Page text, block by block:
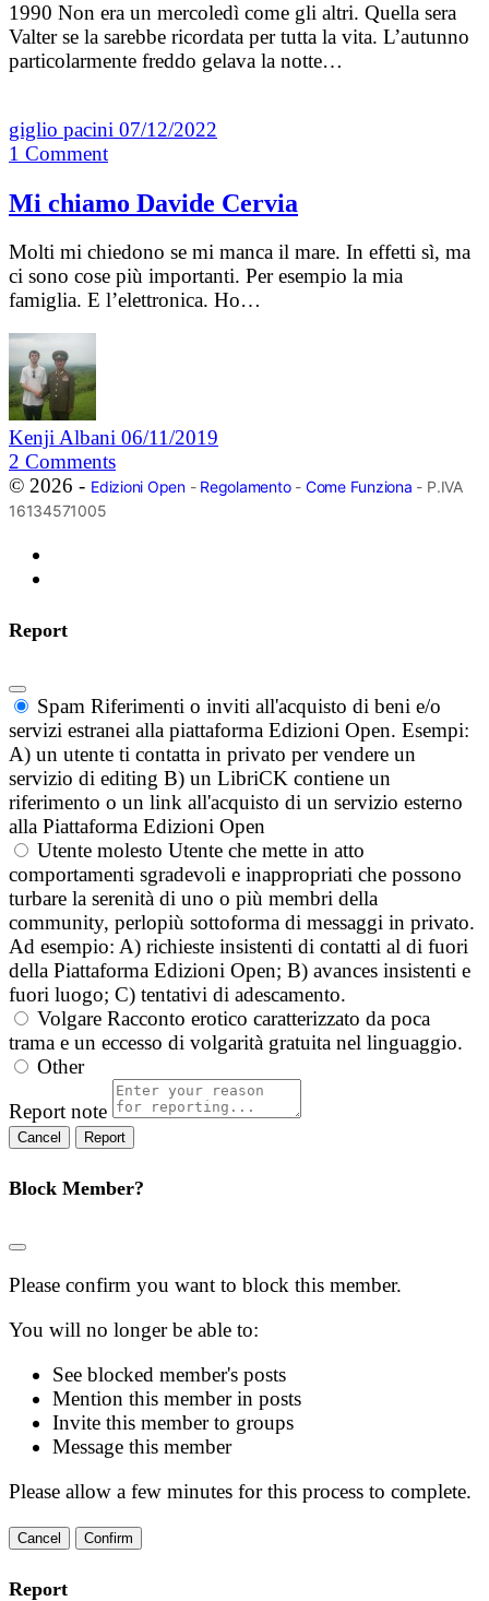
1990 Non era un mercoledì come gli altri. Quella sera
Valter se la sarebbe ricordata per tutta la vita. L’autunno
particolarmente freddo gelava la notte…
giglio pacini 07/12/2022
1 Comment
Mi chiamo Davide Cervia
Molti mi chiedono se mi manca il mare. In effetti sì, ma
ci sono cose più importanti. Per esempio la mia
famiglia. E l’elettronica. Ho…
Kenji Albani 06/11/2019
2 Comments
© 2026 - Edizioni Open- Regolamento- Come Funziona - P.IVA
16134571005
Report
Spam Riferimenti o inviti all'acquisto di beni e/o
servizi estranei alla piattaforma Edizioni Open. Esempi:
A) un utente ti contatta in privato per vendere un
servizio di editing B) un LibriCK contiene un
riferimento o un link all'acquisto di un servizio esterno
alla Piattaforma Edizioni Open
Utente molesto Utente che mette in atto
comportamenti sgradevoli e inappropriati che possono
turbare la serenità di uno o più membri della
community, perlopiù sottoforma di messaggi in privato.
Ad esempio: A) richieste insistenti di contatti al di fuori
della Piattaforma Edizioni Open; B) avances insistenti e
fuori luogo; C) tentativi di adescamento.
Volgare Racconto erotico caratterizzato da poca
trama e un eccesso di volgarità gratuita nel linguaggio.
Other
Report note
Report
Block Member?
Please confirm you want to block this member.
You will no longer be able to:
See blocked member's posts
Mention this member in posts
Invite this member to groups
Message this member
Please allow a few minutes for this process to complete.
Confirm
Report